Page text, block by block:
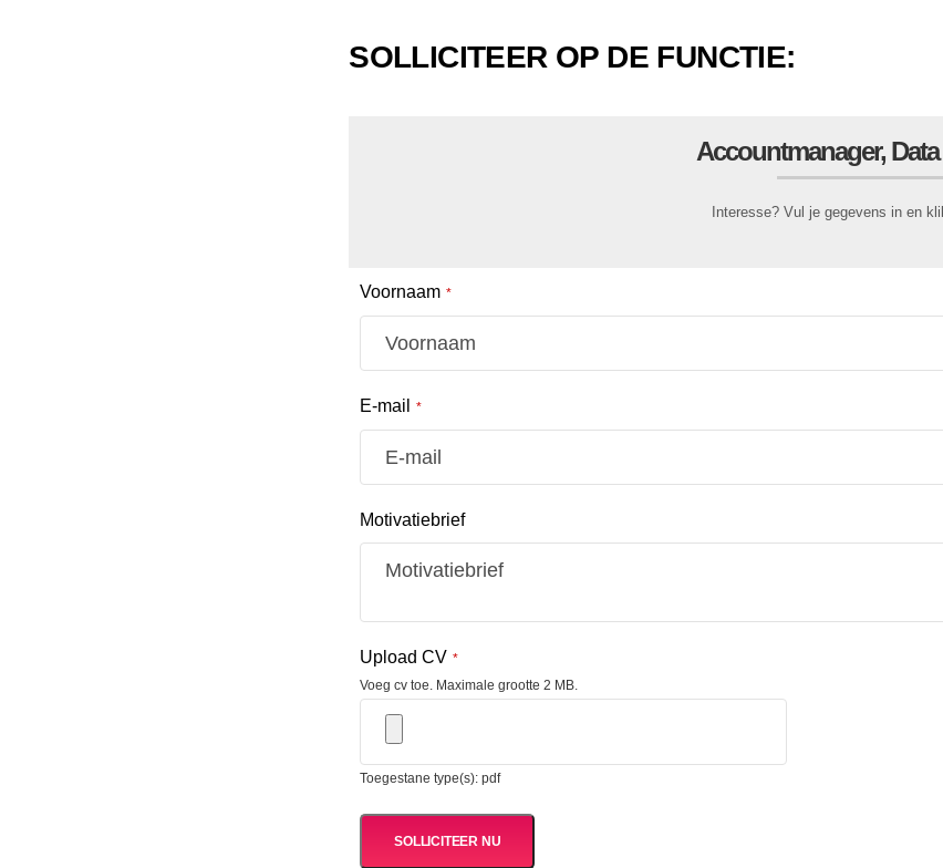
SOLLICITEER OP DE FUNCTIE:
Accountmanager,
Interesse? Vul je gegevens in en
Voornaam *
E-mail *
Motivatiebrief
Upload CV *
Voeg cv toe. Maximale grootte 2 MB.
Toegestane type(s): pdf